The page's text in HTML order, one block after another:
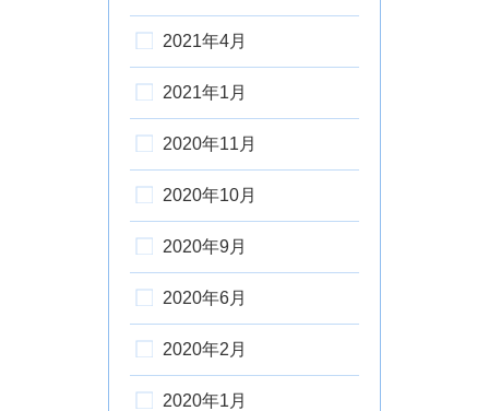
2021年4月
2021年1月
2020年11月
2020年10月
2020年9月
2020年6月
2020年2月
2020年1月